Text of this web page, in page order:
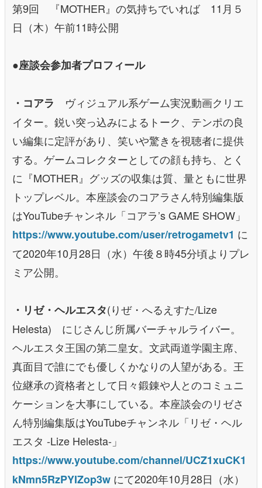
第9回 『MOTHER』の気持ちでいれば 11月５
日（木）午前11時公開
●座談会参加者プロフィール
・コアラ ヴィジュアル系ゲーム実況動画クリエ
イター。鋭い突っ込みによるトーク、テンポの良
い編集に定評があり、笑いや驚きを視聴者に提供
する。ゲームコレクターとしての顔も持ち、とく
に『MOTHER』グッズの収集は質、量ともに世界
トップレベル。本座談会のコアラさん特別編集版
はYouTubeチャンネル「コアラ’s GAME SHOW」
https://www.youtube.com/user/retrogametv1 に
て2020年10月28日（水）午後８時45分頃よりプレ
ミア公開。
・リゼ・ヘルエスタ(りぜ・へるえすた/Lize
Helesta) にじさんじ所属バーチャルライバー。
ヘルエスタ王国の第二皇女。文武両道学園主席、
真面目で誰にでも優しくかなりの人望がある。王
位継承の資格者として日々鍛錬や人とのコミュニ
ケーションを大事にしている。本座談会のリゼさ
ん特別編集版はYouTubeチャンネル「リゼ・ヘル
エスタ -Lize Helesta-」
https://www.youtube.com/channel/UCZ1xuCK1
kNmn5RzPYIZop3w にて2020年10月28日（水）